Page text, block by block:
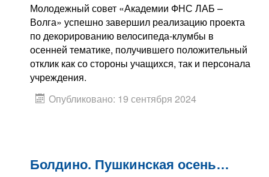
Молодежный совет «Академии ФНС ЛАБ –
Волга» успешно завершил реализацию проекта
по декорированию велосипеда-клумбы в
осенней тематике, получившего положительный
отклик как со стороны учащихся, так и персонала
учреждения.
Опубликовано: 19 сентября 2024
Болдино. Пушкинская осень…